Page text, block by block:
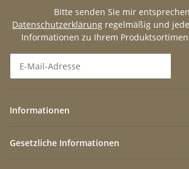
Bitte senden Sie mir
Datenschutzerklärung regelmäßig und
Informationen zu Ihrem
Informationen
Gesetzliche Informationen